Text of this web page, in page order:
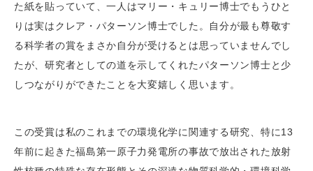
た紙を貼っていて、一人はマリー・キュリー博士でもうひと
りは実はクレア・パターソン博士でした。自分が最も尊敬す
る科学者の賞をまさか自分が受けるとは思っていませんでし
たが、研究者としての道を示してくれたパターソン博士と少
しつながりができたことを大変嬉しく思います。
この受賞は私のこれまでの環境化学に関連する研究、特に13
年前に起きた福島第一原子力発電所の事故で放出された放射